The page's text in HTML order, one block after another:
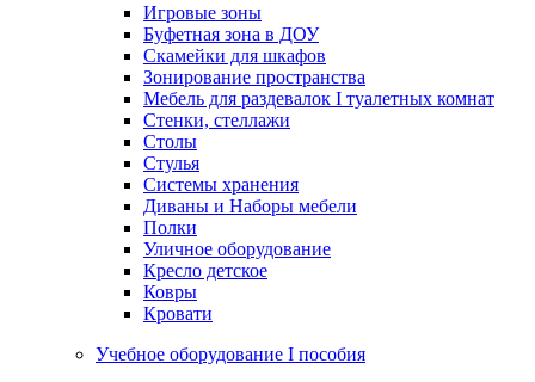
Игровые зоны
Буфетная зона в ДОУ
Скамейки для шкафов
Зонирование пространства
Мебель для раздевалок I туалетных комнат
Стенки, стеллажи
Столы
Стулья
Системы хранения
Диваны и Наборы мебели
Полки
Уличное оборудование
Кресло детское
Ковры
Кровати
Учебное оборудование I пособия